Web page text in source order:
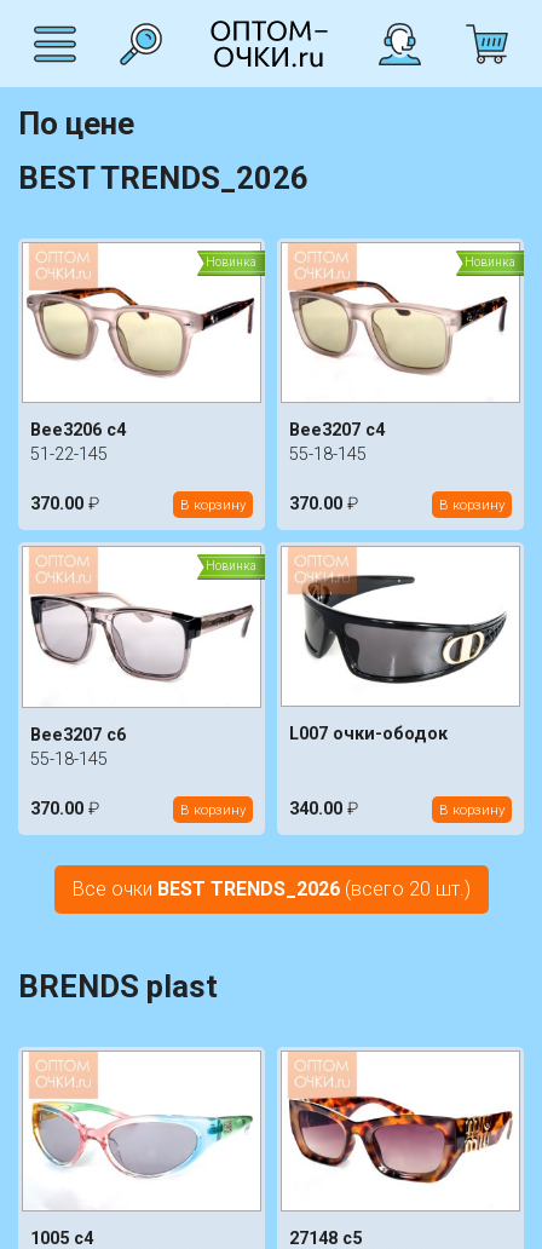
По цене
BEST TRENDS_2026
Новинка
Bee3206 c4
51-22-145
370.00 ₽ В корзину
Новинка
Bee3207 c4
55-18-145
370.00 ₽ В корзину
Новинка
Bee3207 c6
55-18-145
370.00 ₽ В корзину
L007 очки-ободок
340.00 ₽ В корзину
Все очки BEST TRENDS_2026(всего 20 шт.)
BRENDS plast
1005 с4
27148 c5